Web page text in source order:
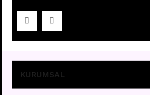
Fiyatları görebilmek içinüye girişi yapınız.
KURUMSAL